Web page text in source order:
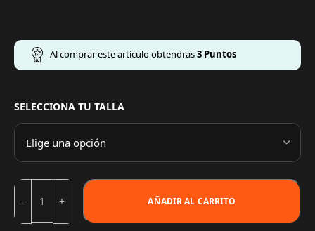
Al comprar este artículo obtendras3 Puntos
SELECCIONA TU TALLA
AÑADIR AL CARRITO